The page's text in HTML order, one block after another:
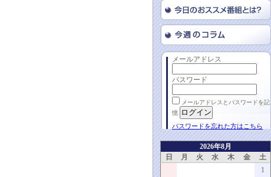
メールアドレス
パスワード
メールアドレスとパスワードを記
憶
パスワードを忘れた方はこちら
2026年8月
日
月 火 水 木 金
土
1